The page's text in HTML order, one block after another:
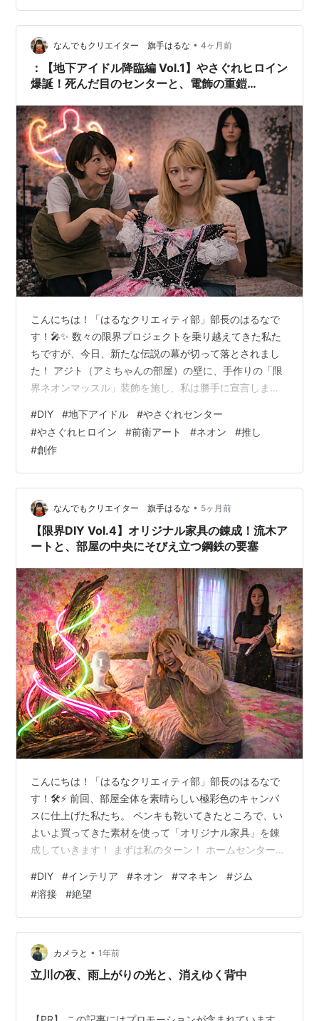
蓄全部は使えないって！ 自然災害の非常用に結構残して
おかないといけないって！ なのにさ さなえちゃん …
なんでもクリエイター 旗手はるな • 4ヶ月前
：【地下アイドル降臨編 Vol.1】やさぐれヒロイン
爆誕！死んだ目のセンターと、電飾の重鎧
こんにちは！「はるなクリエィティ部」部長のはるなで
す！🎤✨ 数々の限界プロジェクトを乗り越えてきた私た
ちですが、今日、新たな伝説の幕が切って落とされまし
た！ アジト（アミちゃんの部屋）の壁に、手作りの「限
界ネオンマッスル」装飾を施し、私は勝手に宣言しまし
の！ グループ名は『限界ネオンマッスル』」 アミ「……
は？」 はるな「アミちゃん、あなたは時代に選ばれた
の！いや、選ばれてしまったの！！」 アミ「......
は？？」 はるな「アミちゃん、あなたはセンター兼スポ
ンサー！ さあ、この私が夜通しで錬成した特製衣装に着
替えなさい！！」 私がアミちゃ…
#DIY #地下アイドル #やさぐれセンター
#やさぐれヒロイン #前衛アート #ネオン #推し
#創作
なんでもクリエイター 旗手はるな • 5ヶ月前
【限界DIY Vol.4】オリジナル家具の錬成！流木ア
ートと、部屋の中央にそびえ立つ鋼鉄の要塞
こんにちは！「はるなクリエィティ部」部長のはるなで
す！🛠️⚡️ 前回、部屋全体を素晴らしい極彩色のキャンバ
スに仕上げた私たち。 ペンキも乾いてきたところで、い
よいよ買ってきた素材を使って「オリジナル家具」を錬
成していきます！ まずは私のターン！ ホームセンターで
ブ」、そして「用途不明のマネキンの頭」を組み合わせ
て、最高にアバンギャルドなベッド周りのオブジェを作
成します。 はるな「自然の力強さと、サイバーパンクな
人工の光の融合よ！ ガムテープでぐるぐる巻きにし
て……よし、電源オン！」 ピカァァァァン！！ アミ「ま
ぶしっ！！ ちょっと、ネオン管なんて置…
#DIY #インテリア #ネオン #マネキン #ジム
#溶接 #絶望
カメラと • 1年前
立川の夜、雨上がりの光と、消えゆく背中